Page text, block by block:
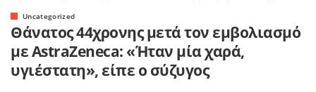
Uncategorized
Θάνατος 44χρονης μετά τον εμβολιασμό
με AstraZeneca: «Ήταν μία χαρά,
υγιέστατη», είπε ο σύζυγος